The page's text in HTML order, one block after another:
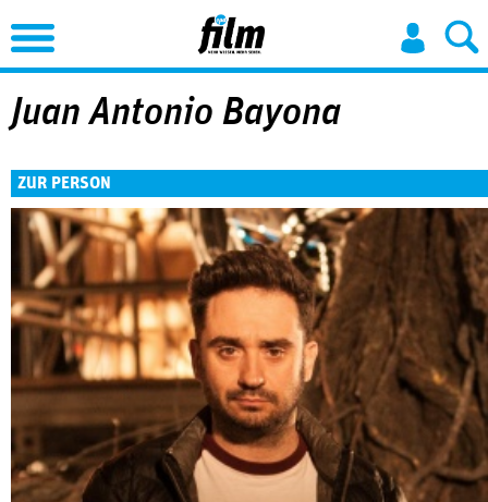
Jump to Navigation
Juan Antonio Bayona
ZUR PERSON